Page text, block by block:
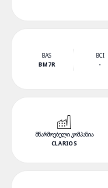
BAS
BM7R
BCI
-
CLARIOS
ᲛᲬᲐᲠᲛᲝᲔᲑᲔᲚᲘ ᲙᲝᲛᲞᲐᲜᲘᲐ